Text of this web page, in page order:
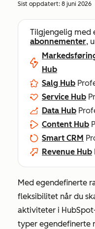
Sist oppdatert: 8 juni 2026
Tilgjengelig med
abonnementer,
Hub
Salg Hub
Service Hub
Data Hub
Content Hub
Smart CRM
Revenue Hub
Med egendefinerte
fleksibilitet når du
aktiviteter i
typer egendefinerte